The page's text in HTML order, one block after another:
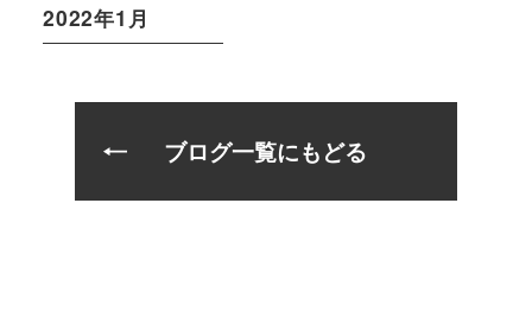
2022年1月
ブログ一覧にもどる